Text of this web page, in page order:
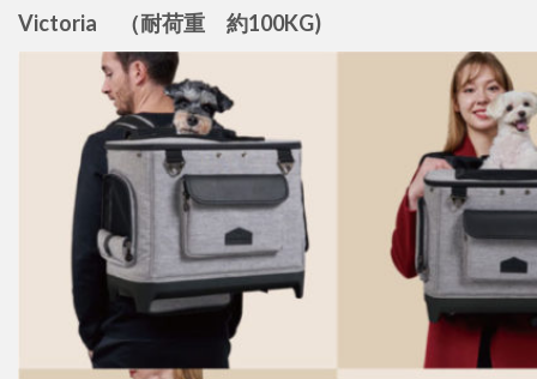
Victoria （耐荷重 約100KG)